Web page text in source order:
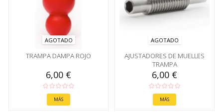
AGOTADO
TRAMPA DAMPA ROJO
6,00 €
MÁS
AGOTADO
AJUSTADORES DE MUELLES
TRAMPA
6,00 €
MÁS